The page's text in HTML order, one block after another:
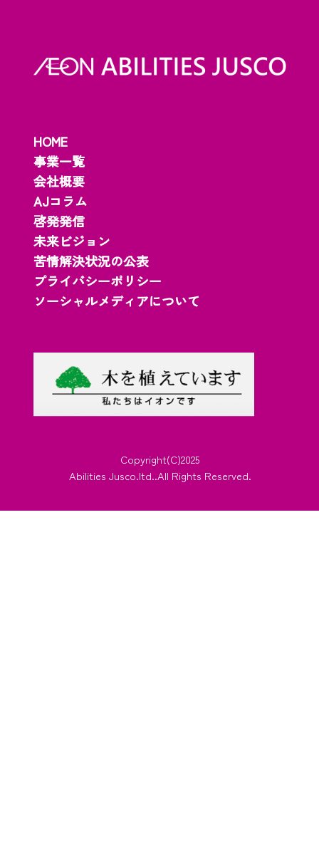
HOME
事業一覧
会社概要
AJコラム
啓発発信
未来ビジョン
苦情解決状況の公表
プライバシーポリシー
ソーシャルメディアについて
Copyright(C)2025
Abilities Jusco.ltd..All Rights Reserved.